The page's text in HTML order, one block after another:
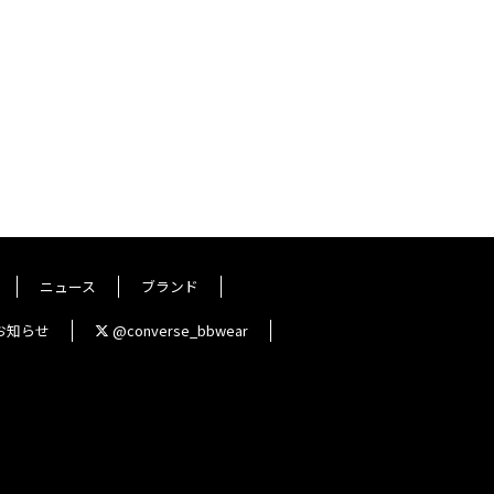
ニュース ブランド
知らせ @converse_bbwear